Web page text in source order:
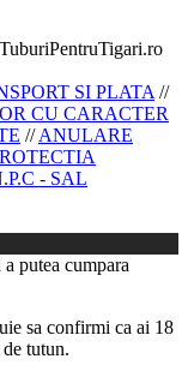
SI PLATA //
CU CARACTER
//ANULARE
- SAL
putea cumpara
sa confirmi ca ai 18
tutun.